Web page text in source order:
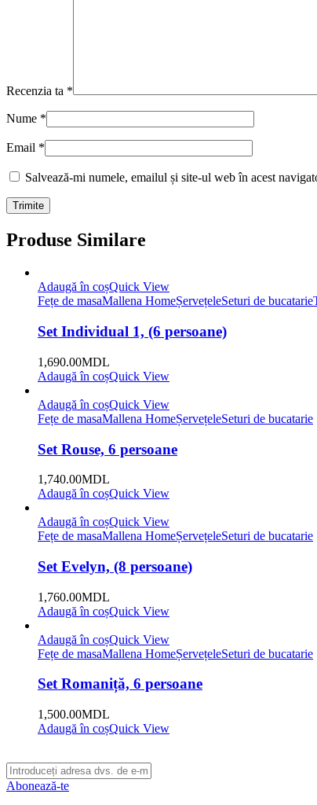
Recenzia ta *
Nume *
Email *
Salvează-mi numele, emailul și site-ul web în acest
Produse Similare
Adaugă în coșQuick View
Fețe de masaMallena HomeȘervețeleSeturi de bucatarie
Set Individual 1, (6 persoane)
1,690.00MDL
Adaugă în coșQuick View
Adaugă în coșQuick View
Fețe de masaMallena HomeȘervețeleSeturi de bucatarie
Set Rouse, 6 persoane
1,740.00MDL
Adaugă în coșQuick View
Adaugă în coșQuick View
Fețe de masaMallena HomeȘervețeleSeturi de bucatarie
Set Evelyn, (8 persoane)
1,760.00MDL
Adaugă în coșQuick View
Adaugă în coșQuick View
Fețe de masaMallena HomeȘervețeleSeturi de bucatarie
Set Romaniță, 6 persoane
1,500.00MDL
Adaugă în coșQuick View
Abonează-te